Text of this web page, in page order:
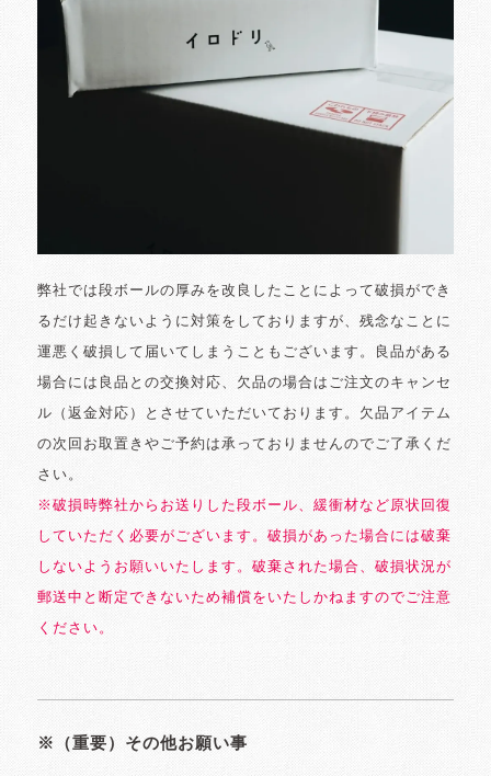
弊社では段ボールの厚みを改良したことによって破損ができ
るだけ起きないように対策をしておりますが、残念なことに
運悪く破損して届いてしまうこともございます。良品がある
場合には良品との交換対応、欠品の場合はご注文のキャンセ
ル（返金対応）とさせていただいております。欠品アイテム
の次回お取置きやご予約は承っておりませんのでご了承くだ
さい。
※破損時弊社からお送りした段ボール、緩衝材など原状回復
していただく必要がございます。破損があった場合には破棄
しないようお願いいたします。破棄された場合、破損状況が
郵送中と断定できないため補償をいたしかねますのでご注意
ください。
※（重要）その他お願い事